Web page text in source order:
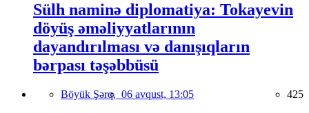
Sülh naminə diplomatiya: Tokayevin
döyüş əməliyyatlarının
dayandırılması və danışıqların
bərpası təşəbbüsü
Böyük Şərq, 06 avqust, 13:05 425